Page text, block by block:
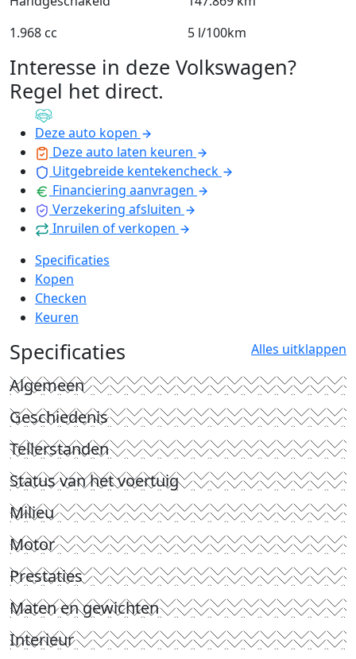
1.968 cc
5 l/100km
Interesse in deze Volkswagen?
Regel het direct.
Deze auto kopen
Deze auto laten keuren
Uitgebreide kentekencheck
Financiering aanvragen
Verzekering afsluiten
Inruilen of verkopen
Specificaties
Kopen
Checken
Keuren
Specificaties Alles uitklappen
Algemeen
Geschiedenis
Tellerstanden
Status van het voertuig
Milieu
Motor
Prestaties
Maten en gewichten
Interieur